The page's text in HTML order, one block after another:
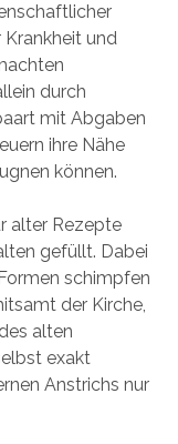
und
durch
mit Abgaben
ihre Nähe
können.
alter Rezepte
gefüllt. Dabei
schimpfen
der Kirche,
alten
exakt
Anstrichs nur